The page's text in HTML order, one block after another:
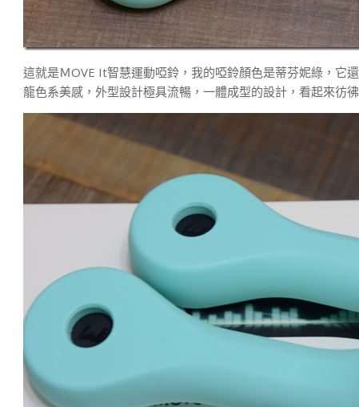
這就是ＭOVE It智慧運動啞鈴，我的啞鈴顏色是蒂芬妮綠，它
龍色系美感，外型設計極具流暢，一體成型的設計，看起來彷